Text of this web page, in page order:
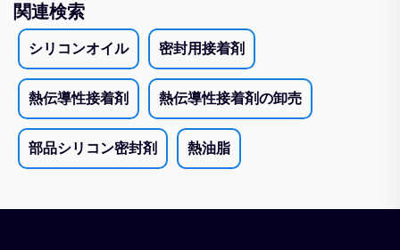
関連検索
シリコンオイル 密封用接着剤
熱伝導性接着剤 熱伝導性接着剤の卸売
部品シリコン密封剤 熱油脂